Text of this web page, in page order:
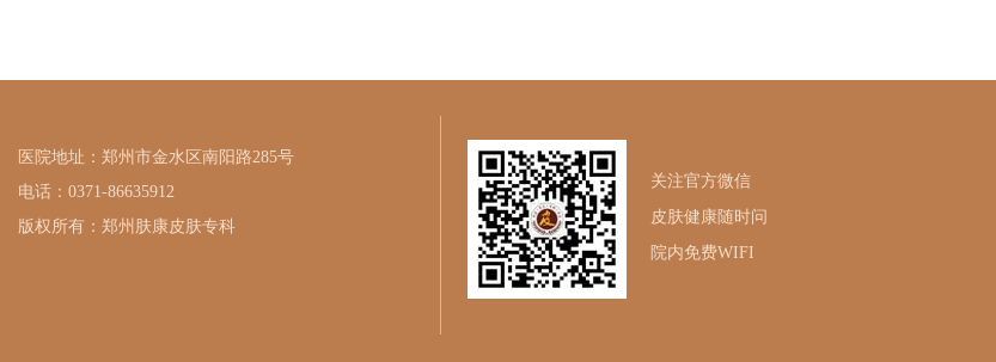
医院地址：郑州市金水区南阳路285号
电话：0371-86635912
版权所有：郑州肤康皮肤专科
关注官方微信
皮肤健康随时问
院内免费WIFI